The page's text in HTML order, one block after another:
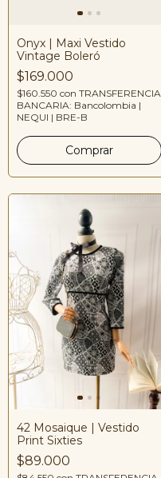
Onyx | Maxi Vestido
Vintage Boleró
$169.000
$160.550 con TRANSFERENCIA
BANCARIA: Bancolombia |
NEQUI | BRE-B
42 Mosaique | Vestido
Print Sixties
$89.000